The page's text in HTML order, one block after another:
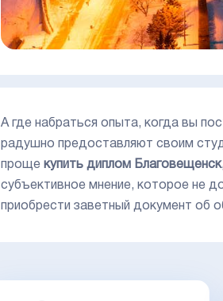
А где набраться опыта, когда вы
радушно предоставляют своим
проще купить диплом
субъективное мнение, которое не
приобрести заветный документ об